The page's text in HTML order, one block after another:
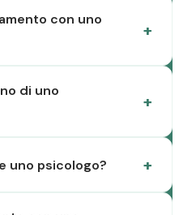
con uno
di uno
uno psicologo?